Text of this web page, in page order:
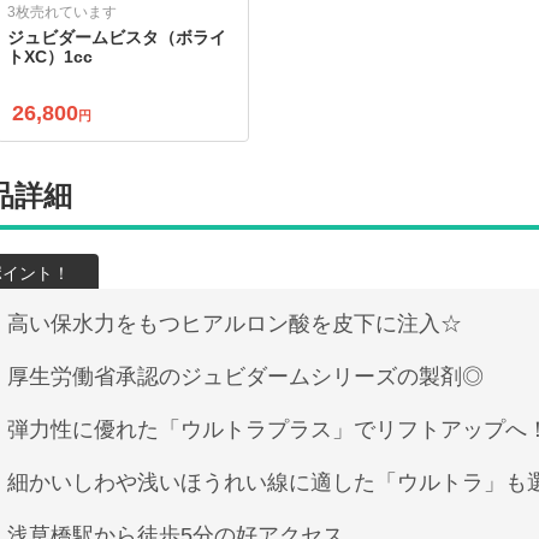
3枚売れています
ジュビダームビスタ（ボライ
トXC）1cc
26,800円
詳細
高い保水力をもつヒアルロン酸を皮下に注入☆
厚生労働省承認のジュビダームシリーズの製剤◎
弾力性に優れた「ウルトラプラス」でリフトアップへ！
細かいしわや浅いほうれい線に適した「ウルトラ」も